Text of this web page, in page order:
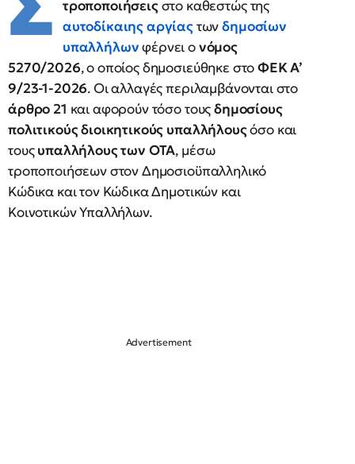
τροποποιήσειςστο καθεστώς της
αυτοδίκαιης αργίαςτωνδημοσίων
υπαλλήλωνφέρνει ονόμος
5270/2026, ο οποίος δημοσιεύθηκε στοΦΕΚ Α’
9/23-1-2026. Οι αλλαγές περιλαμβάνονται στο
άρθρο 21 και αφορούν τόσο τουςδημοσίους
πολιτικούς διοικητικούς υπαλλήλουςόσο και
τουςυπαλλήλους των ΟΤΑ, μέσω
τροποποιήσεων στον Δημοσιοϋπαλληλικό
Κώδικα και τον Κώδικα Δημοτικών και
Κοινοτικών Υπαλλήλων.